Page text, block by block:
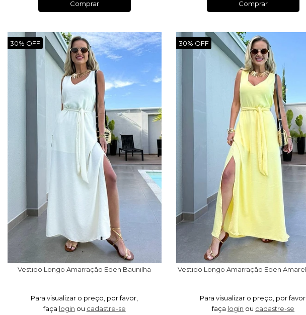
Comprar Comprar
30% OFF
Vestido Longo Amarração Eden Baunilha
Para visualizar o preço, por favor,
faça login ou cadastre-se
30% OFF
Para visualizar o preço, por favor,
faça login ou cadastre-se